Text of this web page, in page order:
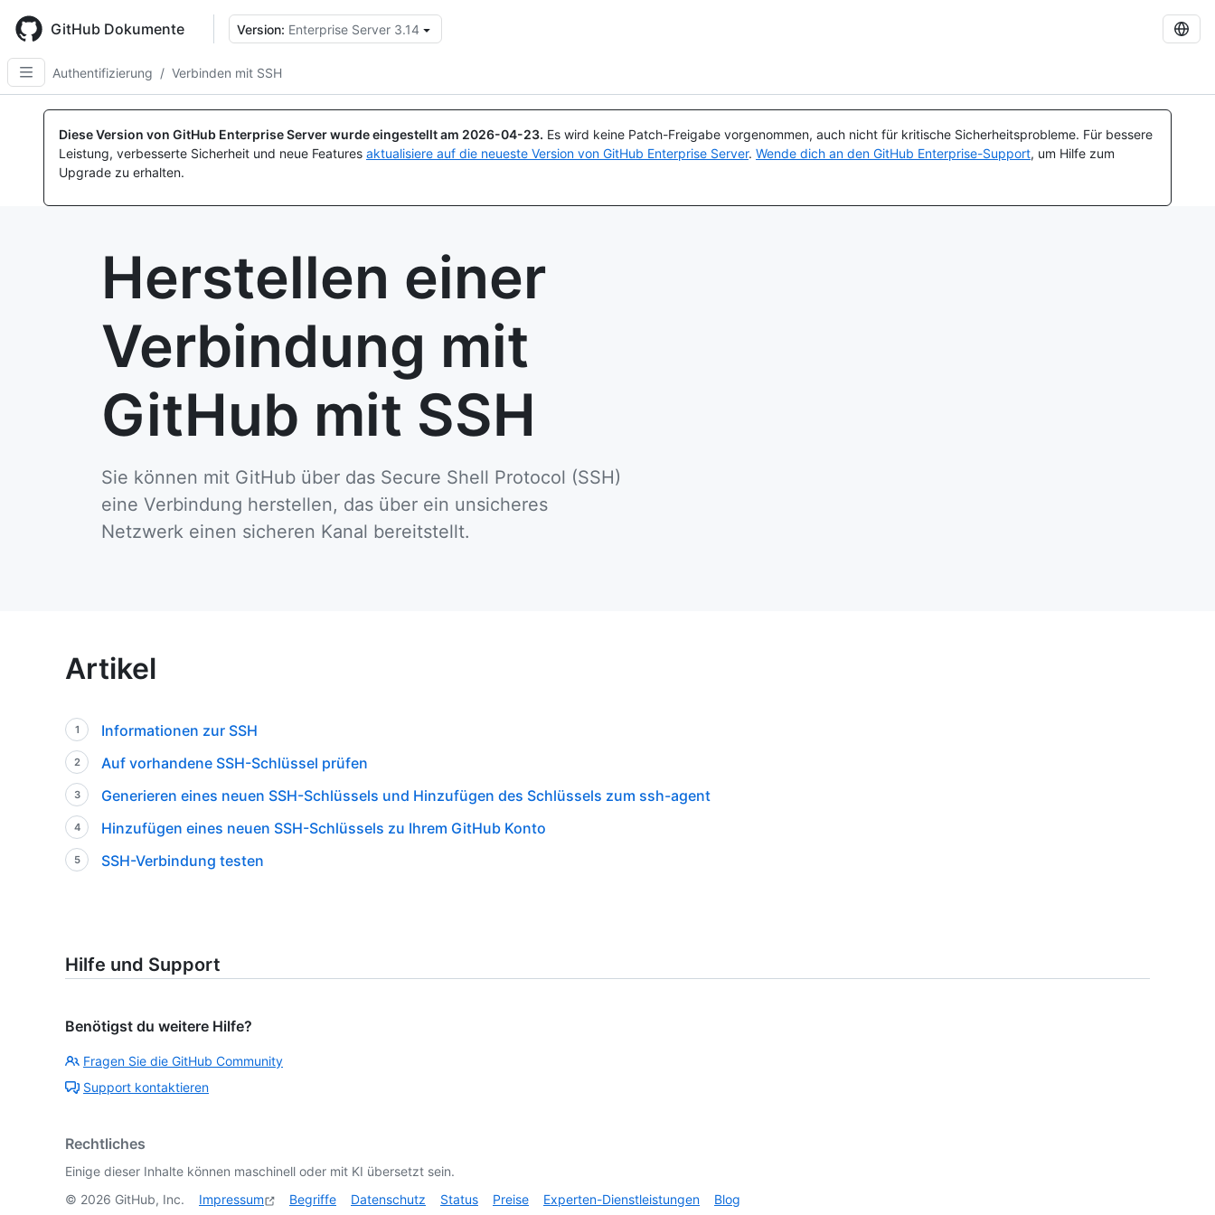
main
content
GitHub Dokumente Version: Enterprise Server 3.14
Authentifizierung / Verbinden mit SSH
Diese Version von GitHub Enterprise Server wurde eingestellt am 2026-04-23. Es wird keine Patch-Freigabe vorgenommen, auch nicht für kritische Sicherheitsprobleme. Für bessere
Leistung, verbesserte Sicherheit und neue Features aktualisiere auf die neueste Version von GitHub Enterprise Server. Wende dich an den GitHub Enterprise-Support, um Hilfe zum
Upgrade zu erhalten.
Herstellen einer
Verbindung mit
GitHub mit SSH
Sie können mit GitHub über das Secure Shell Protocol (SSH)
eine Verbindung herstellen, das über ein unsicheres
Netzwerk einen sicheren Kanal bereitstellt.
Artikel
Informationen zur SSH
Auf vorhandene SSH-Schlüssel prüfen
Generieren eines neuen SSH-Schlüssels und Hinzufügen des Schlüssels zum ssh-agent
Hinzufügen eines neuen SSH-Schlüssels zu Ihrem GitHub Konto
SSH-Verbindung testen
Hilfe und Support
Benötigst du weitere Hilfe?
Fragen Sie die GitHub Community
Support kontaktieren
Rechtliches
Einige dieser Inhalte können maschinell oder mit KI übersetzt sein.
© 2026 GitHub, Inc. Impressum Begriffe Datenschutz Status Preise Experten-Dienstleistungen Blog